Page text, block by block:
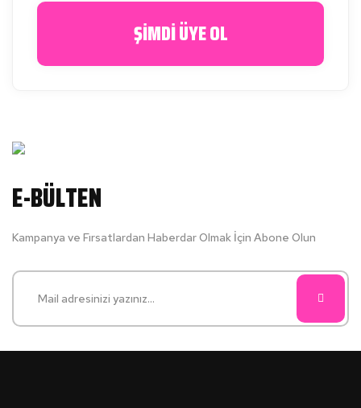
ŞİMDİ ÜYE OL
E-BÜLTEN
Kampanya ve Fırsatlardan Haberdar Olmak İçin Abone Olun